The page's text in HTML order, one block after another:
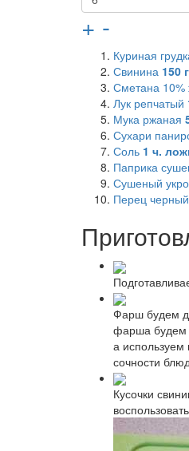
+ -
Куриная
Свинина 150
Сметана 10%
Лук репчатый
Мука ржаная
Сухари
Соль 1 ч.
Паприка
Сушеный
Перец
Фарш будем
фарша будем
а используем
сочности
Кусочки